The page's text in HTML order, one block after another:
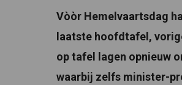
Vòòr Hemelvaartsdag
laatste hoofdtafel,
op tafel lagen opnieuw
waarbij zelfs minister-